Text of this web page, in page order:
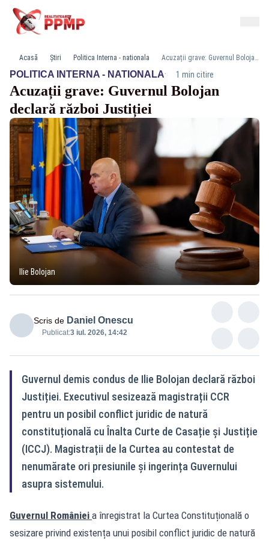
Acasă Știri Politica Interna - nationala Acuzații grave: Guvernul Bolojan declară război Justiției
POLITICA INTERNA - NATIONALA· 1 min citire
Acuzații grave: Guvernul Bolojan
declară război Justiției
Ilie Bolojan
Scris de Daniel Onescu
Publicat:3 iul. 2026, 14:42
Guvernul demis condus de Ilie Bolojan declară război
Justiției. Executivul sesizează magistrații CCR
pentru un posibil conflict juridic de natură
constituțională cu Înalta Curte de Casație și Justiție
(ICCJ). Magistrații de la Curtea au contestat de
nenumărate ori presiunile și ingerința Guvernului
asupra sistemului.
Guvernul României a înregistrat la Curtea Constituțională o
sesizare privind existența unui posibil conflict juridic de natură